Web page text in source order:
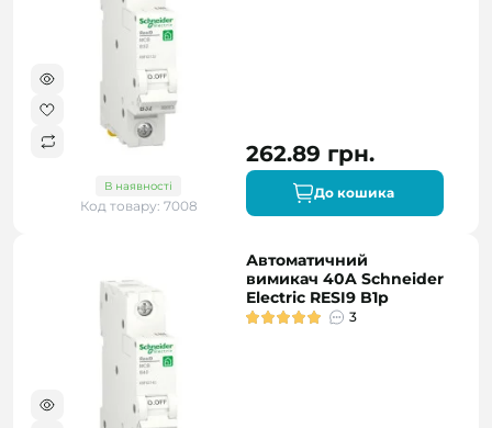
В наявності
Код товару: 7008
262.89 грн.
До кошика
Автоматичний
вимикач 40A Schneider
Electric RESI9 B1р
3